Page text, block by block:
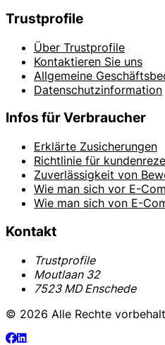
Trustprofile
Über Trustprofile
Kontaktieren Sie uns
Allgemeine
Datenschutzinformation
Infos für Verbraucher
Erklärte Zusicherungen
Richtlinie für
Zuverlässigkeit von
Wie man sich vor E-
Wie man sich von E-
Kontakt
Trustprofile
Moutlaan 32
7523 MD Enschede
© 2026 Alle Rechte